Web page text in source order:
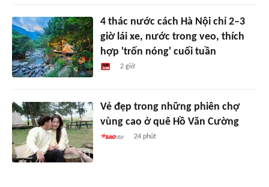
4 thác nước cách Hà Nội chỉ 2–3
giờ lái xe, nước trong veo, thích
hợp 'trốn nóng' cuối tuần
2 giờ
Vẻ đẹp trong những phiên chợ
vùng cao ở quê Hồ Văn Cường
24 phút